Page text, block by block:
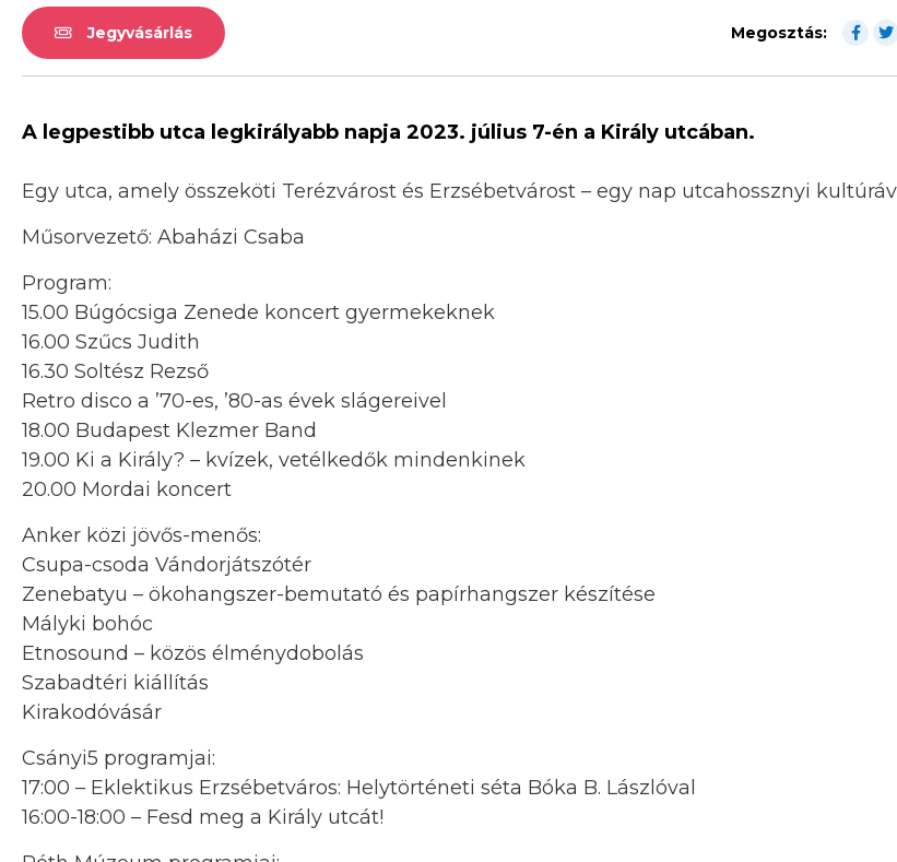
Jegyvásárlás Megosztás:
A legpestibb utca legkirályabb napja 2023. július 7-én a Király utcában.
Egy utca, amely összeköti Terézvárost és Erzsébetvárost – egy nap utcahossznyi
Műsorvezető: Abaházi Csaba
Program:
15.00 Búgócsiga Zenede koncert gyermekeknek
16.00 Szűcs Judith
16.30 Soltész Rezső
Retro disco a ’70-es, ’80-as évek slágereivel
18.00 Budapest Klezmer Band
19.00 Ki a Király? – kvízek, vetélkedők mindenkinek
20.00 Mordai koncert
Anker közi jövős-menős:
Csupa-csoda Vándorjátszótér
Zenebatyu – ökohangszer-bemutató és papírhangszer készítése
Mályki bohóc
Etnosound – közös élménydobolás
Szabadtéri kiállítás
Kirakodóvásár
Csányi5 programjai:
17:00 – Eklektikus Erzsébetváros: Helytörténeti séta Bóka B. Lászlóval
16:00-18:00 – Fesd meg a Király utcát!